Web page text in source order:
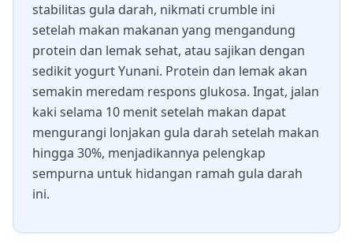
stabilitas gula darah, nikmati crumble ini
setelah makan makanan yang mengandung
protein dan lemak sehat, atau sajikan dengan
sedikit yogurt Yunani. Protein dan lemak akan
semakin meredam respons glukosa. Ingat, jalan
kaki selama 10 menit setelah makan dapat
mengurangi lonjakan gula darah setelah makan
hingga 30%, menjadikannya pelengkap
sempurna untuk hidangan ramah gula darah
ini.